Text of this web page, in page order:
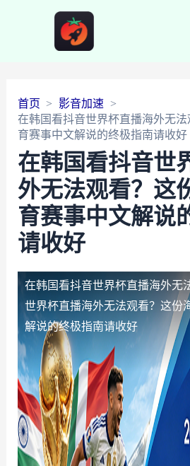
首页
影音加速
在韩国看抖音世界杯直播海外无
育赛事中文解说的终极指南请收好
在韩国看抖音世
外无法观看？这
育赛事中文解说
请收好
在韩国看抖音世界杯直播海外无
世界杯直播海外无法观看？这份
解说的终极指南请收好